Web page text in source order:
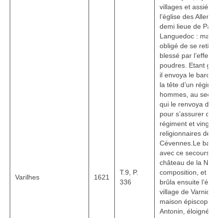
Varilhes 1621
T.9, P.
336
villages et
l’église des
demi lieue de
Languedoc : mais
obligé de se
blessé par l’effet
poudres. Etant
il envoya le
la tête d’un
hommes, au
qui le renvoya
pour s’assurer du
régiment et vingt
religionnaires de
Cévennes.Le
avec ce secours,
château de la
composition, et le
brûla ensuite
village de
maison
Antonin, éloignée